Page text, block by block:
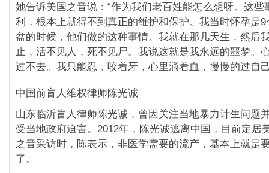
她告诉美国之音说：“作为我们老百姓能怎么想呀。这些
利，根本上就得不到真正的维护和保护。我当时怀孕是
盆的时候，他们做的这种事情。我就在那几天生，然后
止，活不见人，死不见尸。我说这就是我永远的噩梦。
过不去。我只能忍，咬着牙，心里滴着血，慢慢的过自
中国前盲人维权律师陈光诚
山东临沂盲人律师陈光诚，曾因关注当地暴力计生问题
受当地政府迫害。2012年，陈光诚逃离中国，目前定居
之音采访时，陈表示，非医学需要的流产，基本上就是
了。